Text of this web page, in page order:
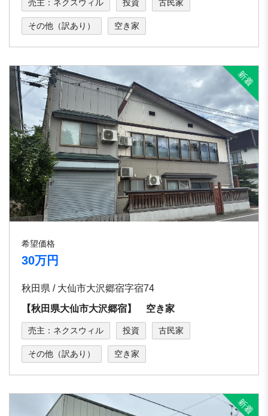
売主：ネクスウィル 投資 古民家
その他（訳あり） 空き家
希望価格
30万円
秋田県 / 大仙市大沢郷宿字宿74
【秋田県大仙市大沢郷宿】 空き家
売主：ネクスウィル 投資 古民家
その他（訳あり） 空き家